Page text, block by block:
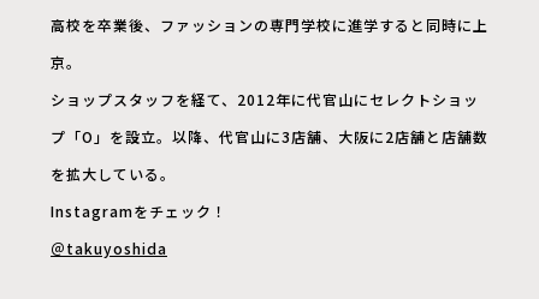
高校を卒業後、ファッションの専門学校に進学すると同時に上
京。
ショップスタッフを経て、2012年に代官山にセレクトショッ
プ「O」を設立。以降、代官山に3店舗、大阪に2店舗と店舗数
を拡大している。
Instagramをチェック！
＠takuyoshida